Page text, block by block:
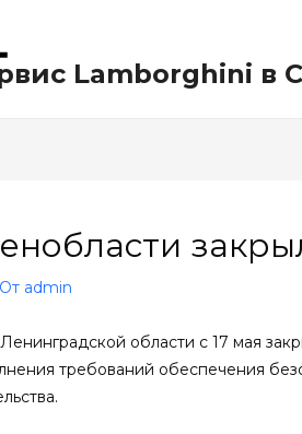
Lamborghini в
admin
области с 17 мая
требований обеспечения